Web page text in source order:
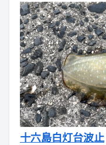
十六島白灯台波止